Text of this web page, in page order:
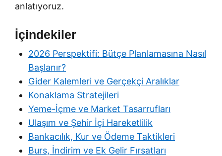
anlatıyoruz.
İçindekiler
2026 Perspektifi: Bütçe Planlamasına Nasıl
Başlanır?
Gider Kalemleri ve Gerçekçi Aralıklar
Konaklama Stratejileri
Yeme-İçme ve Market Tasarrufları
Ulaşım ve Şehir İçi Hareketlilik
Bankacılık, Kur ve Ödeme Taktikleri
Burs, İndirim ve Ek Gelir Fırsatları